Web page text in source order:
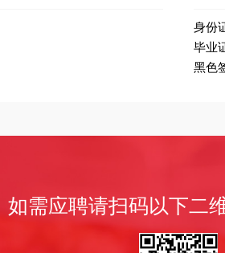
身份
毕业
黑色
如需应聘请扫码以下二